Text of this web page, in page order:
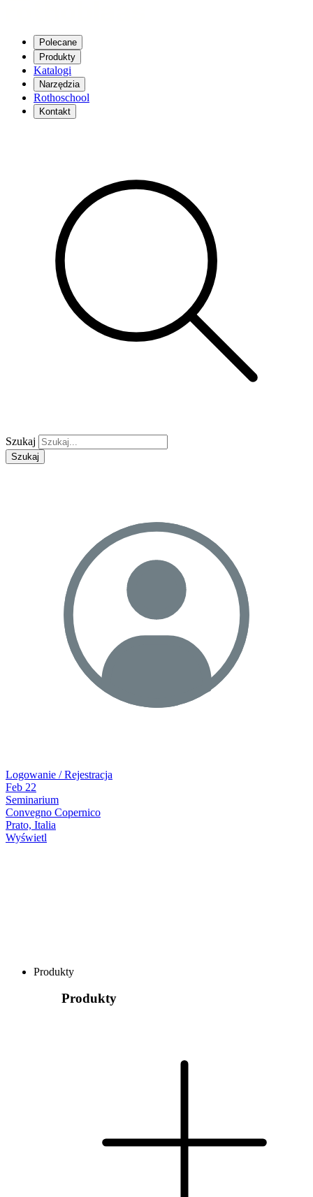
Polecane
Produkty
Katalogi
Narzędzia
Rothoschool
Kontakt
Szukaj
Szukaj
Logowanie / Rejestracja
Feb 22
Seminarium
Convegno Copernico
Prato, Italia
Wyświetl
Produkty
Produkty